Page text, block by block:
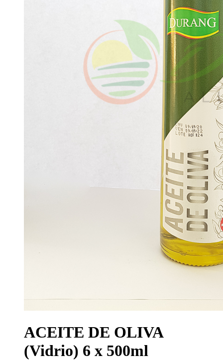
ACEITE DE OLIVA
(Vidrio) 6 x 500ml